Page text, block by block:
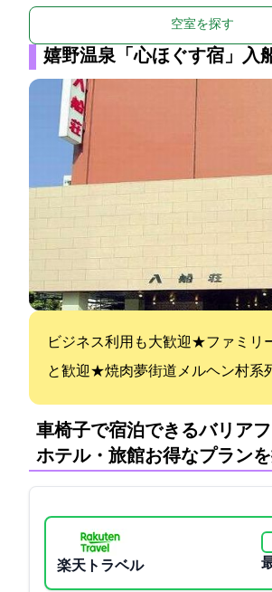
空室を探す
嬉野温泉「心ほぐす宿」入
ビジネス利用も大歓迎★ファミリ
と歓迎★焼肉&夢街道&メルヘン村系
車椅子で宿泊できるバリア
ホテル・旅館:お得なプラン
楽天トラベル